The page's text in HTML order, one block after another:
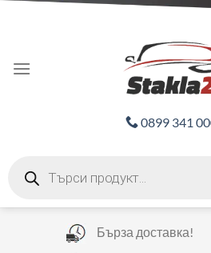
0899 341
search
Бърза доставка!